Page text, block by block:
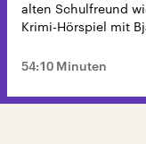
alten Schulfreund
Krimi-Hörspiel mit
54:10 Minuten